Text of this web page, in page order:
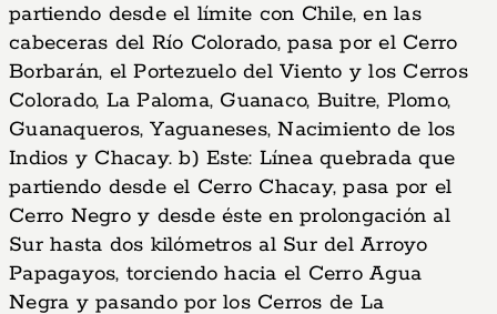
partiendo desde el límite con Chile, en las
cabeceras del Río Colorado, pasa por el Cerro
Borbarán, el Portezuelo del Viento y los Cerros
Colorado, La Paloma, Guanaco, Buitre, Plomo,
Guanaqueros, Yaguaneses, Nacimiento de los
Indios y Chacay. b) Este: Línea quebrada que
partiendo desde el Cerro Chacay, pasa por el
Cerro Negro y desde éste en prolongación al
Sur hasta dos kilómetros al Sur del Arroyo
Papagayos, torciendo hacia el Cerro Agua
Negra y pasando por los Cerros de La